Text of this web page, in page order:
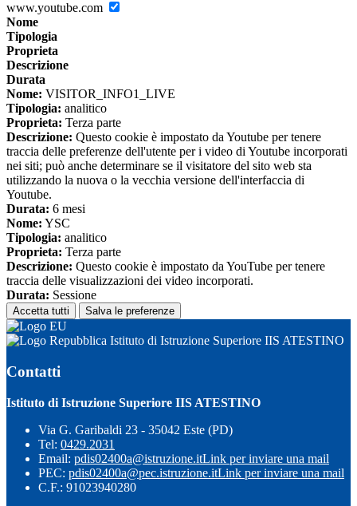
www.youtube.com
Nome
Tipologia
Proprieta
Descrizione
Durata
Nome: VISITOR_INFO1_LIVE
Tipologia: analitico
Proprieta: Terza parte
Descrizione: Questo cookie è impostato da Youtube per tenere
traccia delle preferenze dell'utente per i video di Youtube incorporati
nei siti; può anche determinare se il visitatore del sito web sta
utilizzando la nuova o la vecchia versione dell'interfaccia di
Youtube.
Durata: 6 mesi
Nome: YSC
Tipologia: analitico
Proprieta: Terza parte
Descrizione: Questo cookie è impostato da YouTube per tenere
traccia delle visualizzazioni dei video incorporati.
Durata: Sessione
Accetta tutti Salva le preferenze
Istituto di Istruzione Superiore IIS ATESTINO
Contatti
Istituto di Istruzione Superiore IIS ATESTINO
Via G. Garibaldi 23 - 35042 Este (PD)
Tel: 0429.2031
Email: pdis02400a@istruzione.itLink per inviare una mail
PEC: pdis02400a@pec.istruzione.itLink per inviare una mail
C.F.: 91023940280